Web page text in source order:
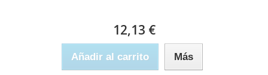
12,13 €
Añadir al carrito Más